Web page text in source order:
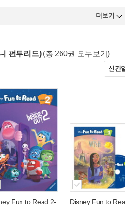
더보기
펀투리드) (총 260권 모두보기)
신간
Fun to Read 2-
Disney Fun to